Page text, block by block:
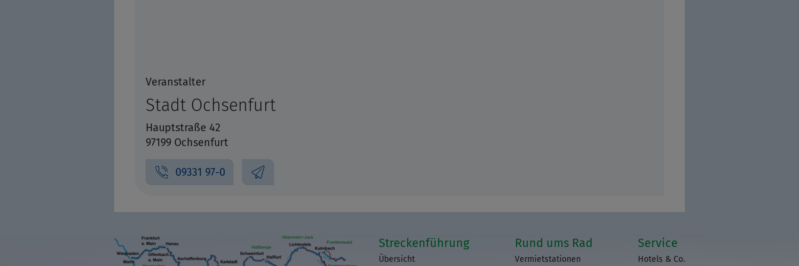
Veranstalter
Stadt Ochsenfurt
Hauptstraße 42
97199 Ochsenfurt
09331 97-0
Streckenführung
Übersicht
Rund ums Rad
Vermietstationen
Service
Hotels & Co.